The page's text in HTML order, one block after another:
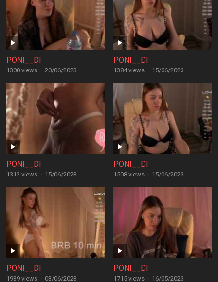
PONI__DI
1300 views · 20/06/2023
PONI__DI
1384 views · 15/06/2023
PONI__DI
1312 views · 15/06/2023
PONI__DI
1508 views · 15/06/2023
PONI__DI
1939 views · 03/06/2023
PONI__DI
1715 views · 16/05/2023